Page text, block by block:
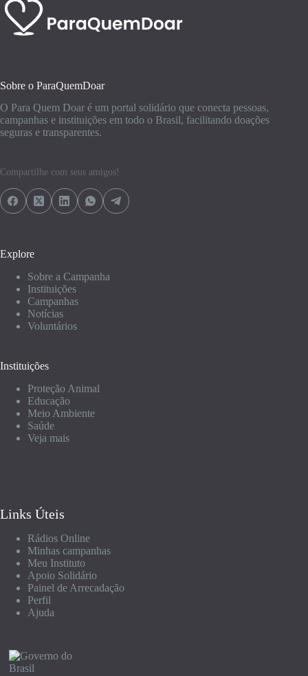
Sobre o ParaQuemDoar
O Para Quem Doar é um portal solidário que conecta pessoas,
campanhas e instituições em todo o Brasil, facilitando doações
seguras e transparentes.
Compartilhe com seus amigos!
Explore
Sobre a Campanha
Instituições
Campanhas
Notícias
Voluntários
Instituições
Proteção Animal
Educação
Meio Ambiente
Saúde
Veja mais
Links Úteis
Rádios Online
Minhas campanhas
Meu Instituto
Apoio Solidário
Painel de Arrecadação
Perfil
Ajuda